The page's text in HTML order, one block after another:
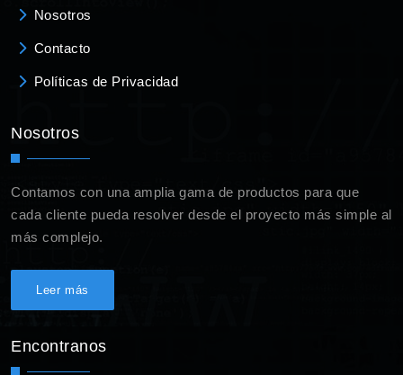
Nosotros
Contacto
Políticas de Privacidad
Nosotros
Contamos con una amplia gama de productos para que
cada cliente pueda resolver desde el proyecto más simple al
más complejo.
Leer más
Encontranos